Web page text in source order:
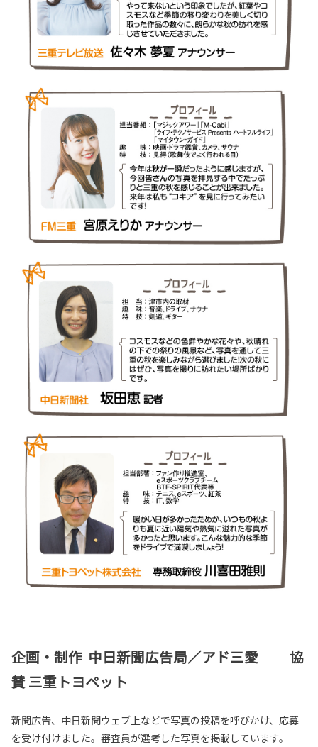
企画・制作 中日新聞広告局／アド三愛 協
賛 三重トヨペット
新聞広告、中日新聞ウェブ上などで写真の投稿を呼びかけ、応募
を受け付けました。審査員が選考した写真を掲載しています。